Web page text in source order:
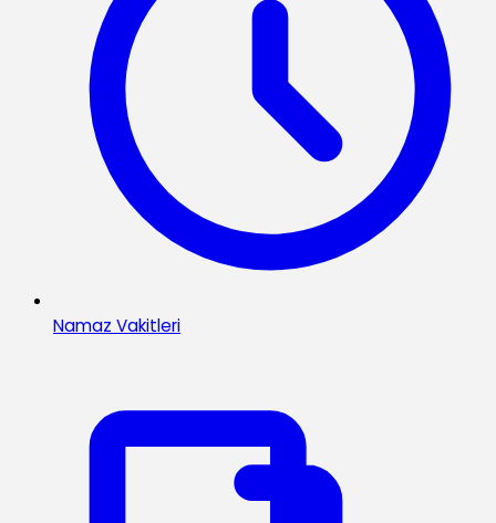
Namaz Vakitleri